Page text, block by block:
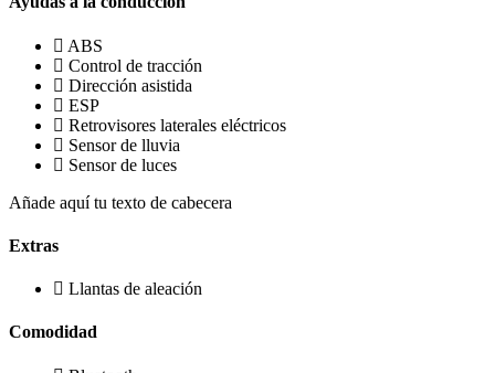
ABS
Control de tracción
Dirección asistida
ESP
Retrovisores laterales eléctricos
Sensor de lluvia
Sensor de luces
Añade aquí tu texto de cabecera
Extras
Llantas de aleación
Comodidad